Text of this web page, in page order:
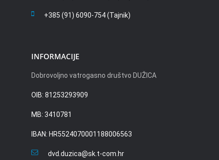
+385 (91) 6090-754 (Tajnik)
INFORMACIJE
Dobrovoljno vatrogasno društvo DUŽICA
OIB: 81253293909
MB: 3410781
IBAN: HR5524070001188006563
dvd.duzica@sk.t-com.hr